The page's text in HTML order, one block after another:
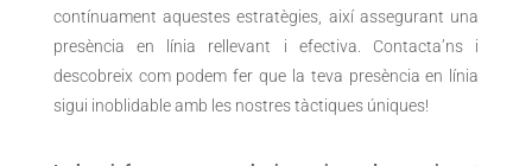
contínuament aquestes estratègies, així assegurant una
presència en línia rellevant i efectiva. Contacta’ns i
descobreix com podem fer que la teva presència en línia
sigui inoblidable amb les nostres tàctiques úniques!